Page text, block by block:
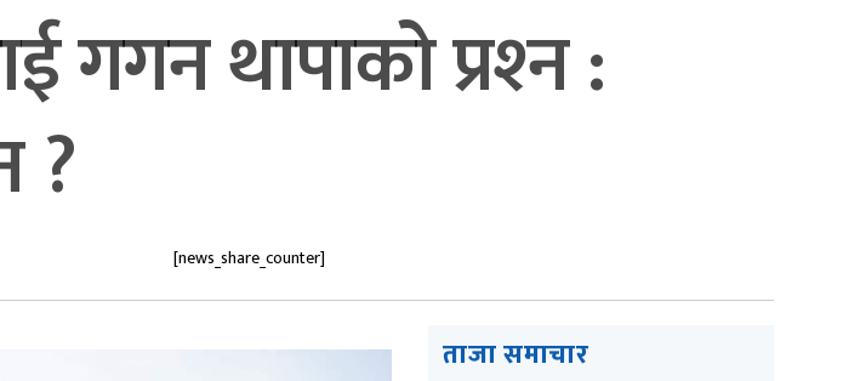
गगन थापाको प्रश्‍न :
?
[news_share_counter]
ताजा समाचार